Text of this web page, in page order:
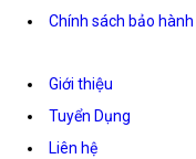
Chính sách bảo hành
Giới thiệu
Tuyển Dụng
Liên hệ